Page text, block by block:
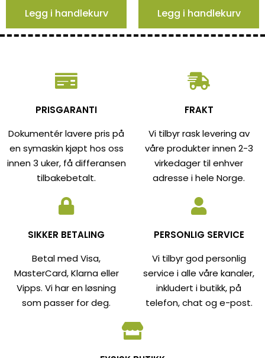
Legg i handlekurv Legg i handlekurv
PRISGARANTI
Dokumentér lavere pris på
en symaskin kjøpt hos oss
innen 3 uker, få differansen
tilbakebetalt.
FRAKT
Vi tilbyr rask levering av
våre produkter innen 2-3
virkedager til enhver
adresse i hele Norge.
SIKKER BETALING
Betal med Visa,
MasterCard, Klarna eller
Vipps. Vi har en løsning
som passer for deg.
PERSONLIG SERVICE
Vi tilbyr god personlig
service i alle våre kanaler,
inkludert i butikk, på
telefon, chat og e-post.